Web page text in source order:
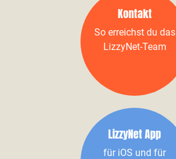
Kontakt
So erreichst du das
LizzyNet-Team
LizzyNet App
für iOS und für